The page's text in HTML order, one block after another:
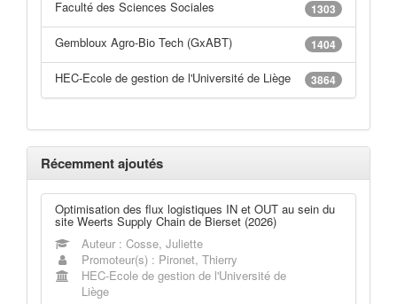
Faculté des Sciences Sociales 1303
Gembloux Agro-Bio Tech (GxABT) 1404
HEC-Ecole de gestion de l'Université de Liège 3864
Récemment ajoutés
Optimisation des flux logistiques IN et OUT au sein du
site Weerts Supply Chain de Bierset (2026)
Auteur : Cosse, Juliette
Promoteur(s) : Pironet, Thierry
HEC-Ecole de gestion de l'Université de
Liège